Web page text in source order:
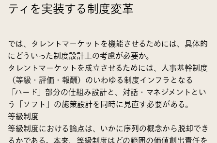
ティを実装する制度変革
では、タレントマーケットを機能させるためには、具体的
にどういった制度設計上の考慮が必要か。
タレントマーケットを成立させるためには、人事基幹制度
（等級・評価・報酬）のいわゆる制度インフラとなる
「ハード」部分の仕組み設計と、対話・マネジメントとい
う「ソフト」の施策設計を同時に見直す必要がある。
等級制度
等級制度における論点は、いかに序列の概念から脱却でき